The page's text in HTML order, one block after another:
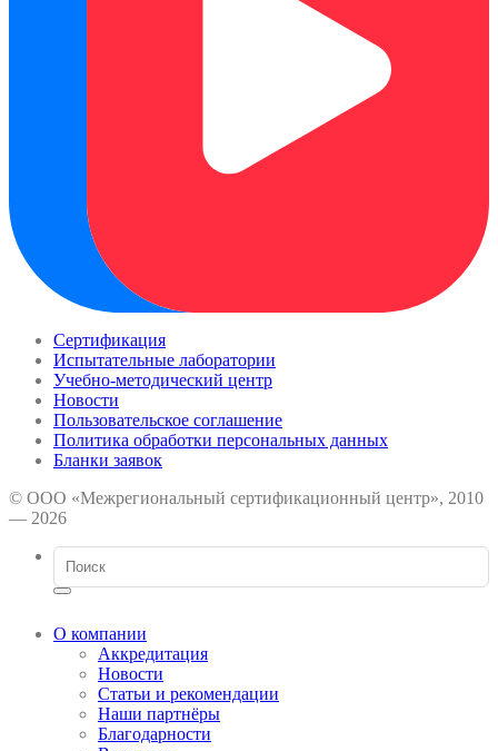
Сертификация
Испытательные лаборатории
Учебно-методический центр
Новости
Пользовательское соглашение
Политика обработки персональных данных
Бланки заявок
© ООО «Межрегиональный сертификационный центр», 2010
— 2026
О компании
Аккредитация
Новости
Статьи и рекомендации
Наши партнёры
Благодарности